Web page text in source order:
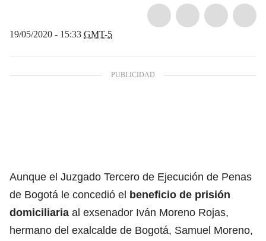
19/05/2020 - 15:33 GMT-5
Aunque el Juzgado Tercero de Ejecución de Penas
de Bogotá le concedió el beneficio de prisión
domiciliaria al exsenador Iván Moreno Rojas,
hermano del exalcalde de Bogotá, Samuel Moreno,